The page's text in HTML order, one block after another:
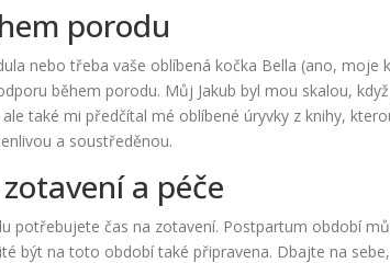
porodu
nebo třeba vaše oblíbená kočka Bella (ano, moje
během porodu. Můj Jakub byl mou skalou,
také mi předčítal mé oblíbené úryvky z knihy,
a soustředěnou.
a péče
potřebujete čas na zotavení. Postpartum období
být na toto období také připravena. Dbajte na